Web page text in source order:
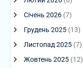
Січень 2026(7)
Грудень 2025(13)
Листопад 2025(7)
Жовтень 2025(12)